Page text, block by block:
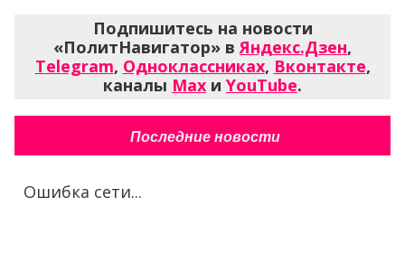
Подпишитесь на новости
«ПолитНавигатор» вЯндекс.Дзен,
Telegram, Одноклассниках, Вконтакте,
каналы Max и YouTube.
Последние новости
Ошибка сети...